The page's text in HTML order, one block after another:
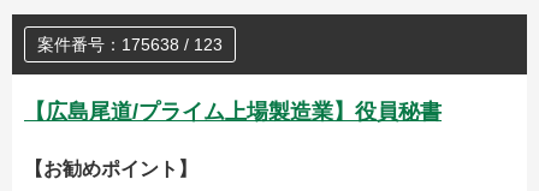
案件番号：175638 / 123
【広島尾道/プライム上場製造業】役員秘書
【お勧めポイント】